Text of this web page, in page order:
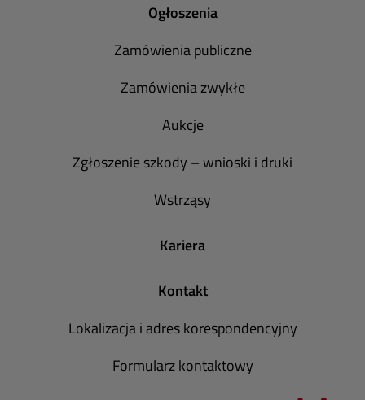
Ogłoszenia
Zamówienia publiczne
Zamówienia zwykłe
Aukcje
Zgłoszenie szkody – wnioski i druki
Wstrząsy
Kariera
Kontakt
Lokalizacja i adres korespondencyjny
Formularz kontaktowy